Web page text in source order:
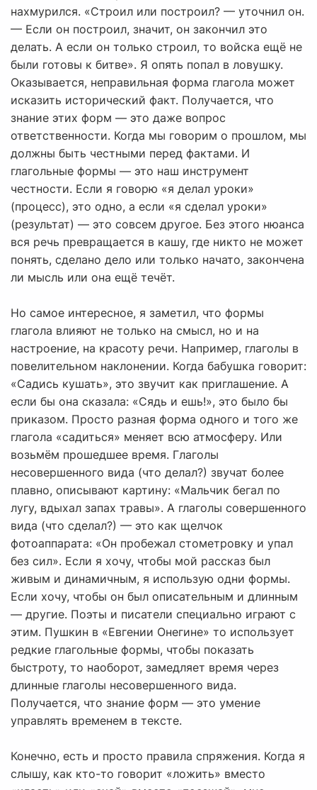
нахмурился. «Строил или построил? — уточнил он.
— Если он построил, значит, он закончил это
делать. А если он только строил, то войска ещё не
были готовы к битве». Я опять попал в ловушку.
Оказывается, неправильная форма глагола может
исказить исторический факт. Получается, что
знание этих форм — это даже вопрос
ответственности. Когда мы говорим о прошлом, мы
должны быть честными перед фактами. И
глагольные формы — это наш инструмент
честности. Если я говорю «я делал уроки»
(процесс), это одно, а если «я сделал уроки»
(результат) — это совсем другое. Без этого нюанса
вся речь превращается в кашу, где никто не может
понять, сделано дело или только начато, закончена
ли мысль или она ещё течёт.
Но самое интересное, я заметил, что формы
глагола влияют не только на смысл, но и на
настроение, на красоту речи. Например, глаголы в
повелительном наклонении. Когда бабушка говорит:
«Садись кушать», это звучит как приглашение. А
если бы она сказала: «Сядь и ешь!», это было бы
приказом. Просто разная форма одного и того же
глагола «садиться» меняет всю атмосферу. Или
возьмём прошедшее время. Глаголы
несовершенного вида (что делал?) звучат более
плавно, описывают картину: «Мальчик бегал по
лугу, вдыхал запах травы». А глаголы совершенного
вида (что сделал?) — это как щелчок
фотоаппарата: «Он пробежал стометровку и упал
без сил». Если я хочу, чтобы мой рассказ был
живым и динамичным, я использую одни формы.
Если хочу, чтобы он был описательным и длинным
— другие. Поэты и писатели специально играют с
этим. Пушкин в «Евгении Онегине» то использует
редкие глагольные формы, чтобы показать
быстроту, то наоборот, замедляет время через
длинные глаголы несовершенного вида.
Получается, что знание форм — это умение
управлять временем в тексте.
Конечно, есть и просто правила спряжения. Когда я
слышу, как кто-то говорит «ложить» вместо